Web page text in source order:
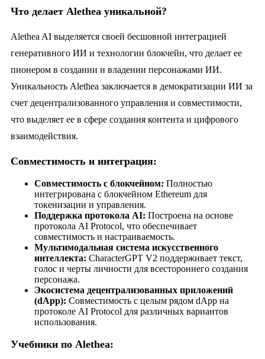
Что делает Alethea уникальной?
Alethea AI выделяется своей бесшовной интеграцией
генеративного ИИ и технологии блокчейн, что делает ее
пионером в создании и владении персонажами ИИ.
Уникальность Alethea заключается в демократизации ИИ за
счет децентрализованного управления и совместимости,
что выделяет ее в сфере создания контента и цифрового
взаимодействия.
Совместимость и интеграция:
Совместимость с блокчейном: Полностью
интегрирована с блокчейном Ethereum для
токенизации и управления.
Поддержка протокола AI: Построена на основе
протокола AI Protocol, что обеспечивает
совместимость и настраиваемость.
Мультимодальная система искусственного
интеллекта: CharacterGPT V2 поддерживает текст,
голос и черты личности для всестороннего создания
персонажа.
Экосистема децентрализованных приложений
(dApp): Совместимость с целым рядом dApp на
протоколе AI Protocol для различных вариантов
использования.
Учебники по Alethea: